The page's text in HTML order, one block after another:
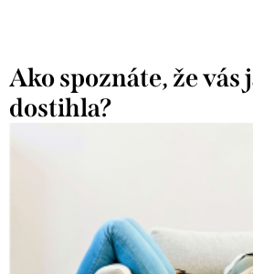
Ako spoznáte, že vás
dostihla?